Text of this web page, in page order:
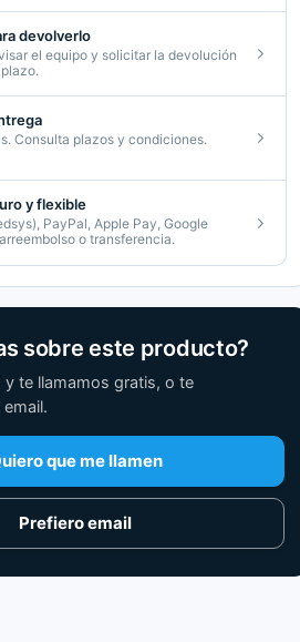
devolverlo
el equipo y solicitar la devolución
Consulta plazos y condiciones.
y flexible
PayPal, Apple Pay, Google
o transferencia.
sobre este producto?
y te llamamos gratis, o te
que me llamen
Prefiero email